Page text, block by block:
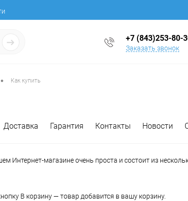
+7 (843)253-80-
Заказать звонок
• Как купить
Доставка Гарантия Контакты Новости
Интернет-магазине очень проста и состоит из
В корзину — товар добавится в вашу корзину.